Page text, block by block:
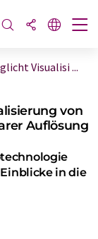
Visualisi ...
von
Auflösung
in die